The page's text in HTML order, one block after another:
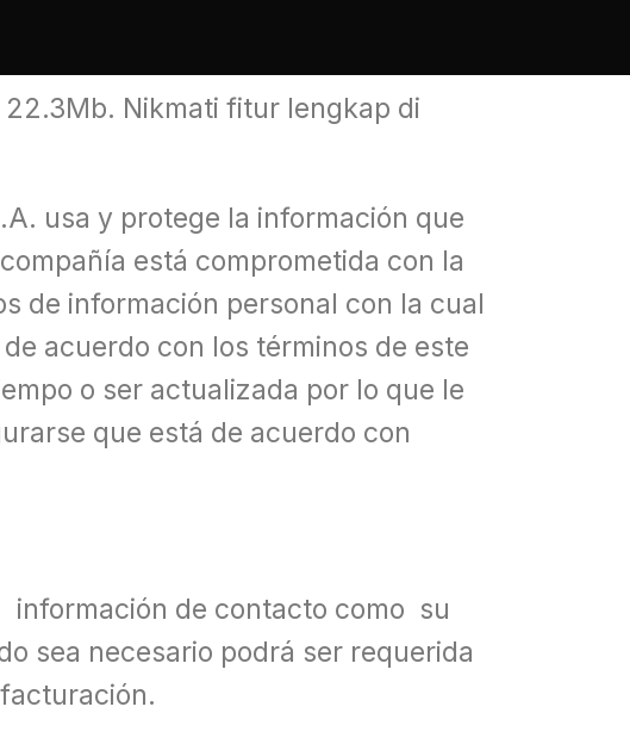
Nikmati fitur lengkap di
usa y protege la información que
está comprometida con la
de información personal con la cual
acuerdo con los términos de este
o ser actualizada por lo que le
que está de acuerdo con
información de contacto como su
sea necesario podrá ser requerida